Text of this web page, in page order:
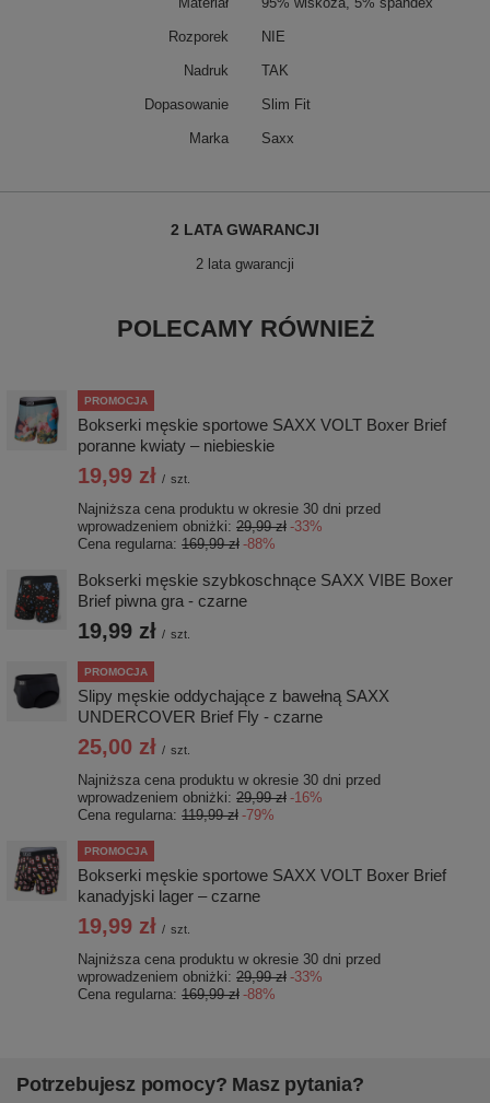
Rozporek NIE
Nadruk TAK
Dopasowanie Slim Fit
Marka Saxx
2 LATA GWARANCJI
2 lata gwarancji
POLECAMY RÓWNIEŻ
PROMOCJA
Bokserki męskie sportowe SAXX VOLT Boxer Brief
poranne kwiaty – niebieskie
19,99 zł / szt.
Najniższa cena produktu w okresie 30 dni przed
wprowadzeniem obniżki: 29,99 zł -33%
Cena regularna: 169,99 zł -88%
Bokserki męskie szybkoschnące SAXX VIBE Boxer
Brief piwna gra - czarne
19,99 zł / szt.
PROMOCJA
Slipy męskie oddychające z bawełną SAXX
UNDERCOVER Brief Fly - czarne
25,00 zł / szt.
Najniższa cena produktu w okresie 30 dni przed
wprowadzeniem obniżki: 29,99 zł -16%
Cena regularna: 119,99 zł -79%
PROMOCJA
Bokserki męskie sportowe SAXX VOLT Boxer Brief
kanadyjski lager – czarne
19,99 zł / szt.
Najniższa cena produktu w okresie 30 dni przed
wprowadzeniem obniżki: 29,99 zł -33%
Cena regularna: 169,99 zł -88%
Potrzebujesz pomocy? Masz pytania?